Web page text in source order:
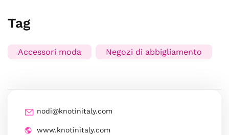
Tag
Accessori moda Negozi di abbigliamento
nodi@knotinitaly.com
www.knotinitaly.com